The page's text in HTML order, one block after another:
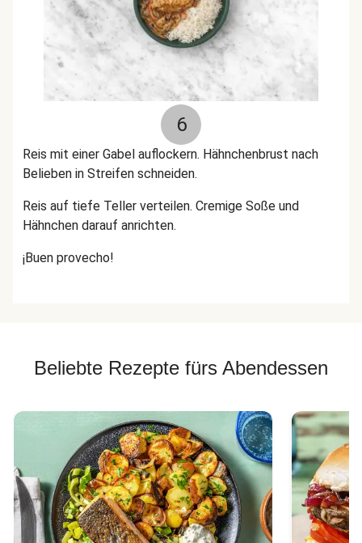
6
Reis mit einer Gabel auflockern. Hähnchenbrust nach
Belieben in Streifen schneiden.
Reis auf tiefe Teller verteilen. Cremige Soße und
Hähnchen darauf anrichten.
¡Buen provecho!
Beliebte Rezepte fürs Abendessen